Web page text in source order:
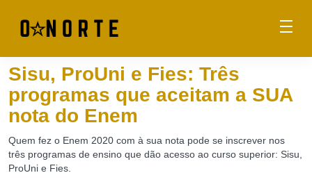
Sisu, ProUni e Fies: Três
programas que aceitam a SUA
nota do Enem
Quem fez o Enem 2020 com à sua nota pode se inscrever nos
três programas de ensino que dão acesso ao curso superior: Sisu,
ProUni e Fies.